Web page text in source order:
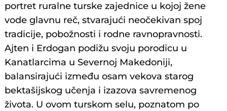
portret ruralne turske zajednice u kojoj žene
vode glavnu reč, stvarajući neočekivan spoj
tradicije, pobožnosti i rodne ravnopravnosti.
Ajten i Erdogan podižu svoju porodicu u
Kanatlarcima u Severnoj Makedoniji,
balansirajući između osam vekova starog
bektašijskog učenja i izazova savremenog
života. U ovom turskom selu, poznatom po